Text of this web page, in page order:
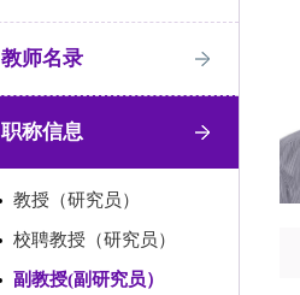
教师名录
职称信息
教授（研究员）
校聘教授（研究员）
副教授(副研究员）